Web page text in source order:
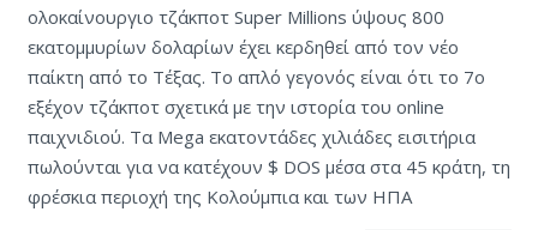
ολοκαίνουργιο τζάκποτ Super Millions ύψους 800
εκατομμυρίων δολαρίων έχει κερδηθεί από τον νέο
παίκτη από το Τέξας. Το απλό γεγονός είναι ότι το 7ο
εξέχον τζάκποτ σχετικά με την ιστορία του online
παιχνιδιού. Τα Mega εκατοντάδες χιλιάδες εισιτήρια
πωλούνται για να κατέχουν $ DOS μέσα στα 45 κράτη, τη
φρέσκια περιοχή της Κολούμπια και των ΗΠΑ